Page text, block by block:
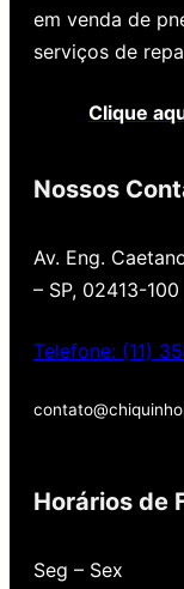
em venda de
serviços de
Clique
Temos
Nossos
Av. Eng.
– SP, 02413-100
Telefone: (11)
Horários de
Seg – Sex